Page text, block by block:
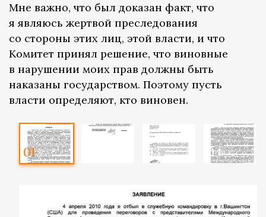
Мне важно, что был доказан факт, что
я являюсь жертвой преследования
со стороны этих лиц, этой власти, и что
Комитет принял решение, что виновные
в нарушении моих прав должны быть
наказаны государством. Поэтому пусть
власти определяют, кто виновен.
01 /7 03 /7 04 /7